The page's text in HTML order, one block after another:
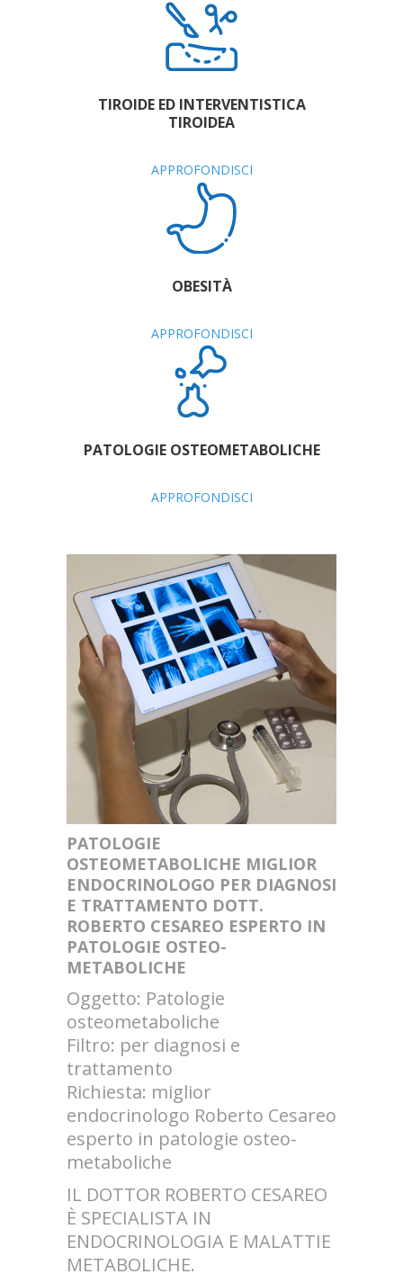
TIROIDE ED INTERVENTISTICA
TIROIDEA
APPROFONDISCI
OBESITÀ
APPROFONDISCI
PATOLOGIE OSTEOMETABOLICHE
APPROFONDISCI
PATOLOGIE
OSTEOMETABOLICHE MIGLIOR
ENDOCRINOLOGO PER DIAGNOSI
E TRATTAMENTO DOTT.
ROBERTO CESAREO ESPERTO IN
PATOLOGIE OSTEO-
METABOLICHE
Oggetto: Patologie
osteometaboliche
Filtro: per diagnosi e
trattamento
Richiesta: miglior
endocrinologo Roberto Cesareo
esperto in patologie osteo-
metaboliche
IL DOTTOR ROBERTO CESAREO
È SPECIALISTA IN
ENDOCRINOLOGIA E MALATTIE
METABOLICHE.